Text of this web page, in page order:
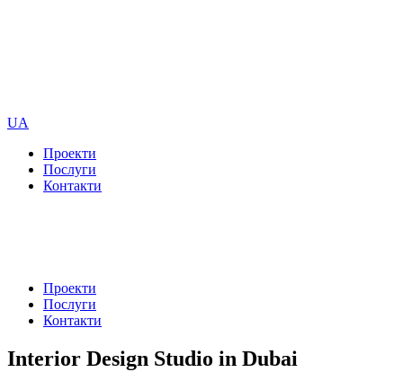
UA
Проекти
Послуги
Контакти
Проекти
Послуги
Контакти
Interior Design Studio in Dubai